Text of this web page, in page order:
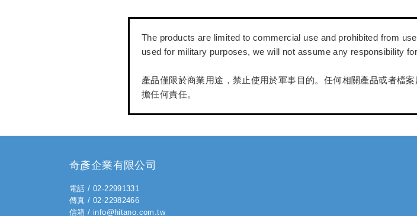
The products are limited to commercial use and prohibited from
used for military purposes, we will not assume any responsibility
產品僅限於商業用途，禁止使用於軍事目的。任何相關產品或者檔
擔任何責任。
奇彥企業有限公司
電話 / 02-22991331
傳真 / 02-22982466
信箱 / info@hitano.com.tw